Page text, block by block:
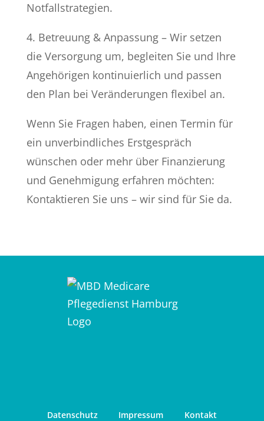
Notfallstrategien.
4. Betreuung & Anpassung – Wir setzen
die Versorgung um, begleiten Sie und Ihre
Angehörigen kontinuierlich und passen
den Plan bei Veränderungen flexibel an.
Wenn Sie Fragen haben, einen Termin für
ein unverbindliches Erstgespräch
wünschen oder mehr über Finanzierung
und Genehmigung erfahren möchten:
Kontaktieren Sie uns – wir sind für Sie da.
Datenschutz Impressum Kontakt